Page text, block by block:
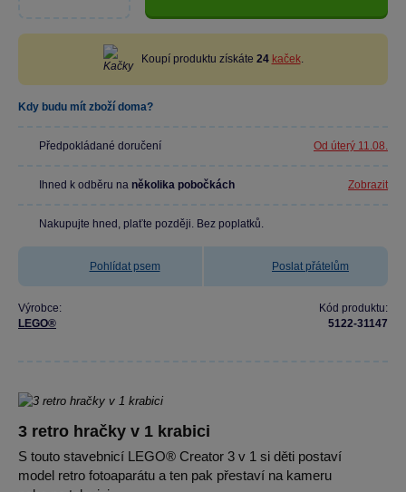
Koupí produktu získáte 24 kaček.
Kdy budu mít zboží doma?
Předpokládané doručení Od úterý 11.08.
Ihned k odběru na několika pobočkách Zobrazit
Nakupujte hned, plaťte později. Bez poplatků.
Pohlídat psem Poslat přátelům
Výrobce:
LEGO®
Kód produktu:
5122-31147
3 retro hračky v 1 krabici
S touto stavebnicí LEGO® Creator 3 v 1 si děti postaví
model retro fotoaparátu a ten pak přestaví na kameru